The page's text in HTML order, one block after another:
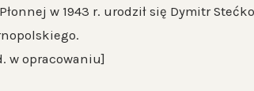
w 1943 r. urodził się Dymitr
w opracowaniu]